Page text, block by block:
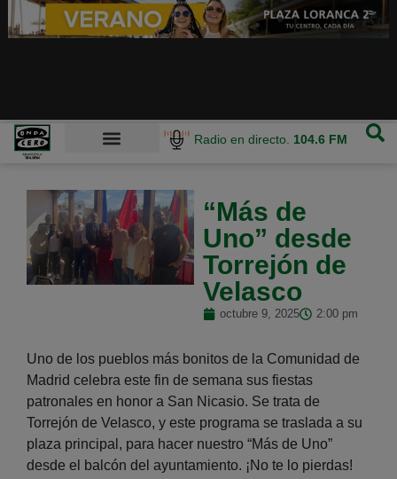
Radio en directo. 104.6 FM
“Más de
Uno” desde
Torrejón de
Velasco
octubre 9, 2025 2:00 pm
Uno de los pueblos más bonitos de la Comunidad de
Madrid celebra este fin de semana sus fiestas
patronales en honor a San Nicasio. Se trata de
Torrejón de Velasco, y este programa se traslada a su
plaza principal, para hacer nuestro “Más de Uno”
desde el balcón del ayuntamiento. ¡No te lo pierdas!